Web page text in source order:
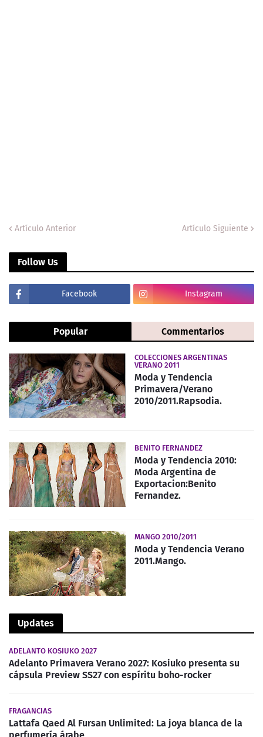
Artículo Anterior Artículo Siguiente
Follow Us
Facebook Instagram
Popular Commentarios
COLECCIONES ARGENTINAS
VERANO 2011
Moda y Tendencia
Primavera/Verano
2010/2011.Rapsodia.
BENITO FERNANDEZ
Moda y Tendencia 2010:
Moda Argentina de
Exportacion:Benito
Fernandez.
MANGO 2010/2011
Moda y Tendencia Verano
2011.Mango.
Updates
ADELANTO KOSIUKO 2027
Adelanto Primavera Verano 2027: Kosiuko presenta su
cápsula Preview SS27 con espíritu boho-rocker
FRAGANCIAS
Lattafa Qaed Al Fursan Unlimited: La joya blanca de la